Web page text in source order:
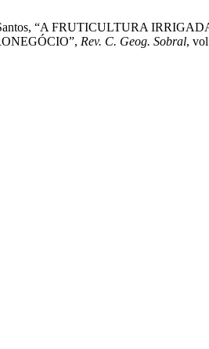
“A FRUTICULTURA
Rev. C. Geog. Sobral,